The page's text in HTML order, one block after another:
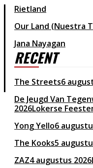
Rietland
Our Land (Nuestra
Jana Nayagan
RECENT
The Streets6
De Jeugd Van
2026Lokerse
Yong Yello6
The Kooks5
ZAZ4 augustus 2026